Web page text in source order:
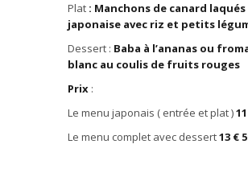
Plat : Manchons de canard laqué
japonaise avec riz et petits
Dessert : Baba à l’ananas ou
blanc au coulis de fruits rouges
Prix :
Le menu japonais ( entrée et plat )11
Le menu complet avec dessert13 €